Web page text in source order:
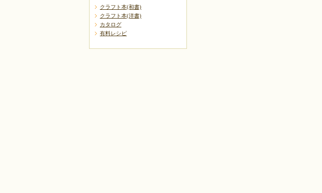
クラフト本(和書)
クラフト本(洋書)
カタログ
有料レシピ